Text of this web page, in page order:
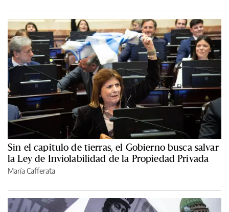
Sin el capítulo de tierras, el Gobierno busca salvar
la Ley de Inviolabilidad de la Propiedad Privada
María Cafferata